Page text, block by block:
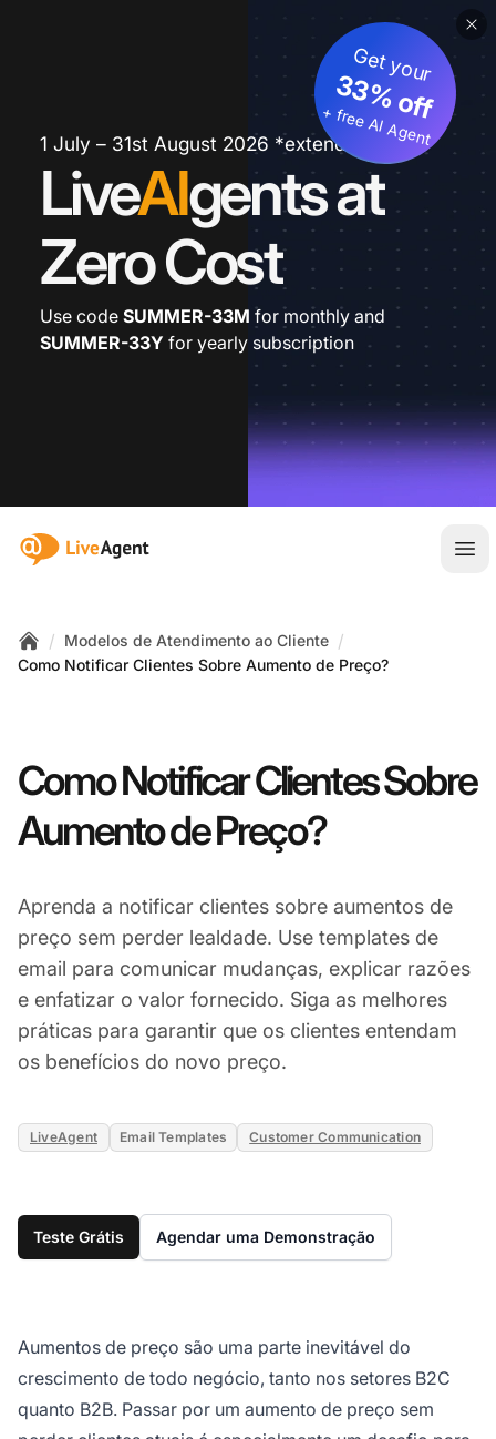
1 July – 31st August 2026 *extended
LiveAIgents at
Zero Cost
Get your
33% off
+ free AI Agent
Use code SUMMER-33M for monthly and
SUMMER-33Y for yearly subscription
:site.title
Home
/ Modelos de Atendimento ao Cliente /
Como Notificar Clientes Sobre Aumento de Preço?
Como Notificar Clientes Sobre
Aumento de Preço?
Aprenda a notificar clientes sobre aumentos de
preço sem perder lealdade. Use templates de
email para comunicar mudanças, explicar razões
e enfatizar o valor fornecido. Siga as melhores
práticas para garantir que os clientes entendam
os benefícios do novo preço.
LiveAgent Email Templates Customer Communication
Teste Grátis Agendar uma Demonstração
Aumentos de preço são uma parte inevitável do
crescimento de todo negócio, tanto nos setores B2C
quanto B2B. Passar por um aumento de preço sem